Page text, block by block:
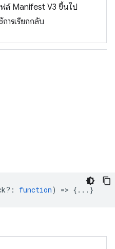
ล์ Manifest V3 ขึ้นไป
ารเรียกกลับ
: function) => {...}